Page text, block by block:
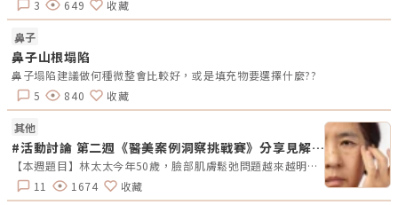
實際試用感受，經過各層面的考量與討論後才下決定採購。購入後，還會再
研究出最好的施作方式才推出，因為「沒效果才是最貴的，安全更是無法妥
協的堅持」。品川相信「沒效果才是最貴的，安全更是無法妥協的堅持」。
圖/品川診所提供第五代電波-Oligio玩美電波「非侵入式電波治療系統」就
相當吻合品川診所的標準。不只儀器特別針對亞洲人的皮膚特性、耐受性和
療程習慣而設計，也特別提升了溫度感應監測裝置，將表皮溫度控制在43
度，一旦感應到溫度過高，儀器就會自動停止施打，避免燙傷；以及加入
「可調式冷卻震動系統」根據患者當下對疼痛的忍受度調整噴發冷媒時間的
長短。另外值得一提的是Oligio玩美電波內建了「表面壓力偵測系統」因為
一旦施作時探頭力道不平均、操作沒有服貼表皮，也會增加燒燙傷的風險，
因此當儀器偵測發現壓力異常時，就會馬上通知醫師並暫停施打。三道安全
防護，讓玩美電波獲得美國FDA、台灣衛福部TFDA、韓國KFDA、歐盟CE等
多國國際認證，成為品川診所新一代的電波首選。另一方面，玩美電波的擊
發速度快，全臉30分鐘左右即可完成。探頭不鎖時間的設計，也打破傳統電
波拉皮的限制，讓醫師更能夠依照局部加強靈活客製化療程，因此整體價格
也會更為彈性、易入手。Oligio玩美電波除了改善皺紋及細紋，也可局部微
3
649 收藏
鼻子
鼻子山根塌陷
鼻子塌陷建議做何種微整會比較好，或是填充物要選擇什麼??
5
840 收藏
其他
#活動討論 第二週《醫美案例洞察挑戰賽》分享見解拿好禮
【本週題目】林太太今年50歲，臉部肌膚鬆弛問題越來越明顯，特別是眼角和嘴角的細紋、眼袋，以及惱人的斑點，讓她感到整體看起來較為憔悴與顯老。她想改善肌膚鬆弛、眼袋與斑點問題，不介意透過手術或其他方式治療，請大家為林太太推薦適合的療程，幫助她重拾自信的容貌。【本週活動時間】01/13（一）AM09:00 - 01/19（日） PM23:59【活動獎勵】 專業評論獎《7-11購物金50元》抽10名會員 推薦好友留言送《LINE Points 5點數》每人推薦好友上限2人【活動方式】 活動期間每週一AM09:00將在在討論區發布一個模擬的醫美案例。案例包含患者的需求、問題描述。會員需根據案例情境進行分析，並針對該案例提供建議或解決方案。可以提出不同的治療選項、分析治療結果，或者分享相關經驗。每位會員的回應需具體、實用。 官方將根據會員的回應品質來優先評選出「專業評論獎」，這些留言者將優先納入抽獎範圍，以提升其被抽中的機會。留言中若包含分析、建議或醫美知識等。 避免重複、抄襲回覆其他參與者，或發表與前後留言無關的內容。如「同意」、「好棒」等，將不計入抽獎資格。 當週活動的留言截止時間為每週日 23:59。經核對符合活動規範的留言後，將於2025 / 02 / 03（一）統一抽出每週 10 名幸運得主，並另在討論區公布得獎名單。 乙組會員帳號於當週活動僅限留言乙次。 會員連續4週參與《醫美案例洞察》活動者，將有額外抽「活躍參與獎」的機會，可獲得「7-11購物金100元」作為獎勵。【推薦好友留言送】 活動期間，推薦朋友至每週主題活動討論區留言，每成功推薦 1 人可額外獲得「LINE Points 5 點數」。每人最多可推薦 2 人，超過 2 人則無法再獲得額外獎勵。 若多人推薦同一位朋友，獎勵將優先發放給第一位完成回報資料並經核對無誤的推薦者，其他推薦者將不予發放獎勵。此外，若推薦的好友未參與留言，則該推薦視為無效，將不予發放獎勳。 推薦人需確認好友已完成留言，並於2025 / 02 / 02（日）23:59前加入「醫美圈圈官方LINE」，點選LINE圖文選單中的【推薦好友加入】填妥推薦好友問卷資料後提交。 若發現參加者有不當行為，包括使用假帳戶、重複推薦、內容不符合規定或其他影響活動公平性的行為，主辦方保留取消參與資格及不發放獎勵的權利。 所有推薦資料需於2025 / 02 / 02（日）23:59前提交，逾期將視為放棄獎勵資格。 所有推薦資料提交後，官方將進行核對與統計，核對無誤者，「LINE Points 5點數」統一於2025/02/10（一）23:59前陸續發放完畢。如因資料填寫錯誤或未在指定時間內提交而無法核對，恕不補發。&lt;&lt;&lt;點我看更多活動詳情&gt;&gt;
11
1674 收藏